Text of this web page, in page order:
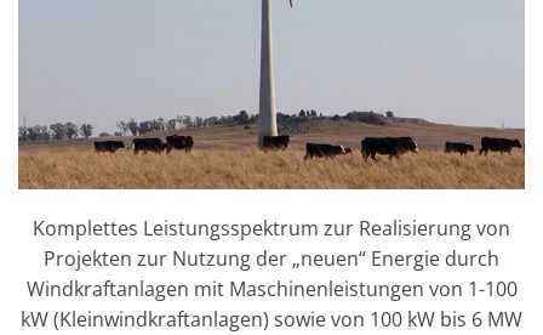
Komplettes Leistungsspektrum zur Realisierung von
Projekten zur Nutzung der „neuen“ Energie durch
Windkraftanlagen mit Maschinenleistungen von 1-100
kW (Kleinwindkraftanlagen) sowie von 100 kW bis 6 MW